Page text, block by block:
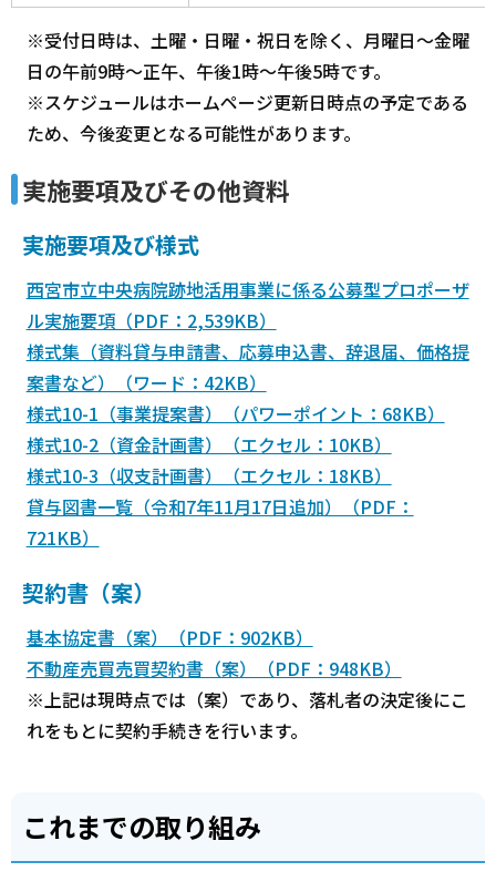
※受付日時は、土曜・日曜・祝日を除く、月曜日～金曜
日の午前9時～正午、午後1時～午後5時です。
※スケジュールはホームページ更新日時点の予定である
ため、今後変更となる可能性があります。
実施要項及びその他資料
実施要項及び様式
西宮市立中央病院跡地活用事業に係る公募型プロポーザ
ル実施要項（PDF：2,539KB）
様式集（資料貸与申請書、応募申込書、辞退届、価格提
案書など）（ワード：42KB）
様式10-1（事業提案書）（パワーポイント：68KB）
様式10-2（資金計画書）（エクセル：10KB）
様式10-3（収支計画書）（エクセル：18KB）
貸与図書一覧（令和7年11月17日追加）（PDF：
721KB）
契約書（案）
基本協定書（案）（PDF：902KB）
不動産売買売買契約書（案）（PDF：948KB）
※上記は現時点では（案）であり、落札者の決定後にこ
れをもとに契約手続きを行います。
これまでの取り組み